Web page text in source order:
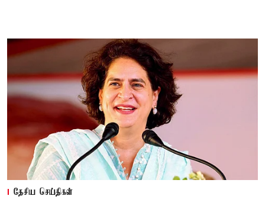
தேசிய செய்திகள்